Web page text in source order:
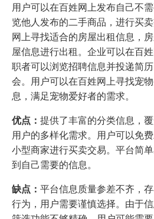
用户可以在百姓网上发布自己不
览他人发布的二手商品，进行买
网上寻找适合的房屋出租信息，
屋信息进行出租。企业可以在百
职者可以浏览招聘信息并投递简
会。用户可以在百姓网上寻找宠
息，满足宠物爱好者的需求。
优点： 提供了丰富的分类信息，
用户的多样化需求。用户可以免
小型商家进行买卖交易。平台简
到自己需要的信息。
缺点： 平台信息质量参差不齐，
行为，用户需要谨慎选择。由于